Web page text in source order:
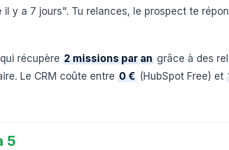
y a 7 jours". Tu relances, le prospect te
qui récupère 2 missions par an grâce à des
Le CRM coûte entre 0 € (HubSpot Free) et
5